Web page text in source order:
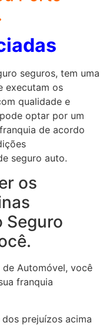
seguros, tem uma
executam os
qualidade e
optar por um
de acordo
seguro auto.
os
Seguro
Automóvel, você
franquia
prejuízos acima